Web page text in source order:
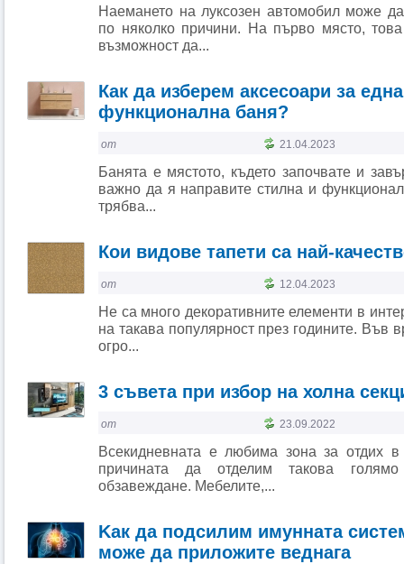
Наемането на луксозен автомобил може
по няколко причини. На първо място,
възможност да...
Как да изберем аксесоари за
функционална баня?
от 21.04.2023
Банята е мястото, където започвате и
важно да я направите стилна и
трябва...
Кои видове тапети са най-
от 12.04.2023
Не са много декоративните елементи в
на такава популярност през годините. Във
огро...
3 съвета при избор на холна
от 23.09.2022
Всекидневната е любима зона за отдих
причината да отделим такова
обзавеждане. Мебелите,...
Kак да подсилим имунната
може да приложите веднага